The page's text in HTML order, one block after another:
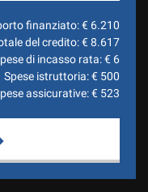
finanziato: € 6.210
del credito: €8.617
di incasso rata: € 6
Spese istruttoria: € 500
assicurative: € 523